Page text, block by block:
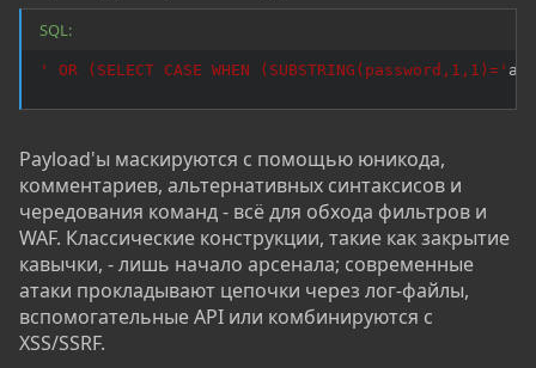
SQL:
' OR (SELECT CASE WHEN (SUBSTRING(password,1,1)=' a'
Payload'ы маскируются с помощью юникода,
комментариев, альтернативных синтаксисов и
чередования команд - всё для обхода фильтров и
WAF. Классические конструкции, такие как закрытие
кавычки, - лишь начало арсенала; современные
атаки прокладывают цепочки через лог-файлы,
вспомогательные API или комбинируются с
XSS/SSRF.